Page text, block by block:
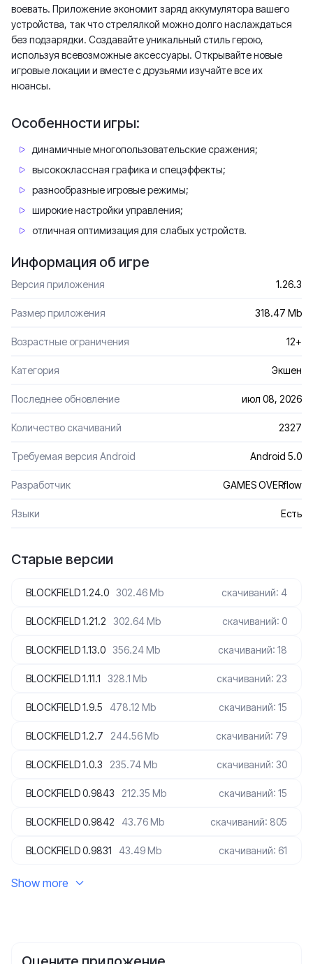
воевать. Приложение экономит заряд аккумулятора вашего
устройства, так что стрелялкой можно долго наслаждаться
без подзарядки. Создавайте уникальный стиль герою,
используя всевозможные аксессуары. Открывайте новые
игровые локации и вместе с друзьями изучайте все их
нюансы.
Особенности игры:
динамичные многопользовательские сражения;
высококлассная графика и спецэффекты;
разнообразные игровые режимы;
широкие настройки управления;
отличная оптимизация для слабых устройств.
Информация об игре
Версия приложения 1.26.3
Размер приложения 318.47 Mb
Возрастные ограничения 12+
Категория Экшен
Последнее обновление июл 08, 2026
Количество скачиваний 2327
Требуемая версия Android Android 5.0
Разработчик GAMES OVERflow
Языки Есть
Старые версии
BLOCKFIELD 1.24.0 302.46 Mb скачиваний: 4
BLOCKFIELD 1.21.2 302.64 Mb скачиваний: 0
BLOCKFIELD 1.13.0 356.24 Mb скачиваний: 18
BLOCKFIELD 1.11.1 328.1 Mb скачиваний: 23
BLOCKFIELD 1.9.5 478.12 Mb скачиваний: 15
BLOCKFIELD 1.2.7 244.56 Mb скачиваний: 79
BLOCKFIELD 1.0.3 235.74 Mb скачиваний: 30
BLOCKFIELD 0.9843 212.35 Mb скачиваний: 15
BLOCKFIELD 0.9842 43.76 Mb скачиваний: 805
BLOCKFIELD 0.9831 43.49 Mb скачиваний: 61
Show more